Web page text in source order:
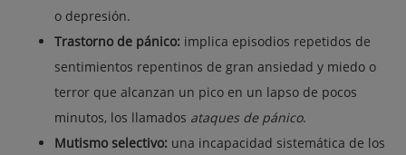
o depresión.
Trastorno de pánico: implica episodios repetidos de
sentimientos repentinos de gran ansiedad y miedo o
terror que alcanzan un pico en un lapso de pocos
minutos, los llamados ataques de pánico.
Mutismo selectivo: una incapacidad sistemática de los